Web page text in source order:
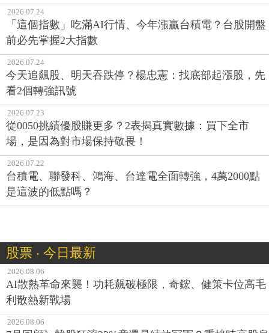
2026.07.24
「這個指數」吃滿AI行情、今年漲贏台積電？台股開盤
前必先掌握2大指數
2026.07.24
今天追飆股、明天吞跌停？楊忠憲：找底部起漲股，先
看2個轉強訊號
2026.07.23
從0050挑績優股賺更多？2表揭真實數據：買下全市
場，是因為對市場保持敬畏！
2026.07.22
台積電、聯發科、鴻海、台達電全面轉強，4萬2000點
是這波的低點嗎？
股票 ‧ 今日最新
2026.08.06
AI散熱革命來襲！功耗飆破極限，奇鋐、健策卡位高毛
利散熱新戰場
2026.08.06